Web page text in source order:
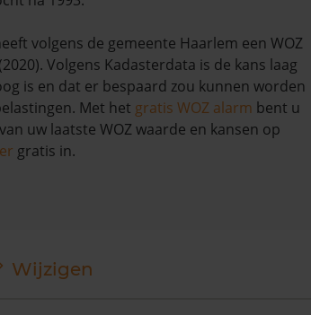
volgens de gemeente Haarlem een WOZ
Volgens Kadasterdata is de kans laag
is en dat er bespaard zou kunnen worden
Met het gratis WOZ alarm bent u
uw laatste WOZ waarde en kansen op
gratis in.
Wijzigen